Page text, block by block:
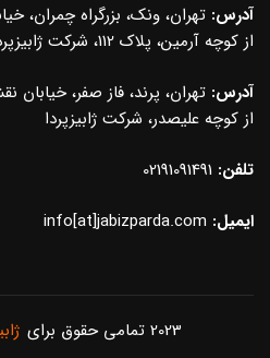
آدرس: تهران، ونک، بزرگراه چمران،
از کوچه آرمین، پلاک 112، شرکت ژابیزپردا
آدرس: تهران، پرند، فاز صفر،
از کوچه علیصدر، شرکت ژابیزپردا
تلفن: 02191091491
ایمیل: info[at]jabizparda.com
2023 تمامی حقوق برای